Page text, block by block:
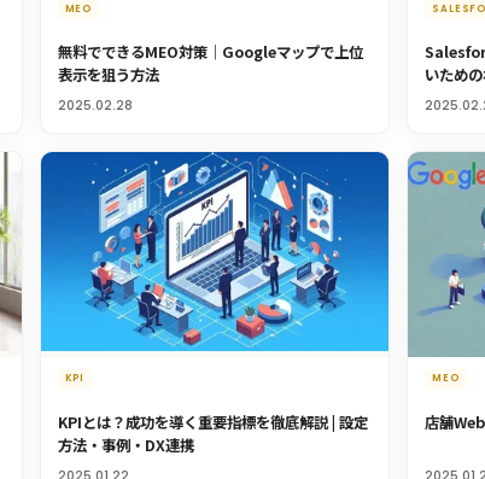
MEO
無料でできるMEO対策｜Googleマップで上位
表示を狙う方法
2025.02.28
いため
KPI
KPIとは？成功を導く重要指標を徹底解説 | 設定
方法・事例・DX連携
MEO
店舗